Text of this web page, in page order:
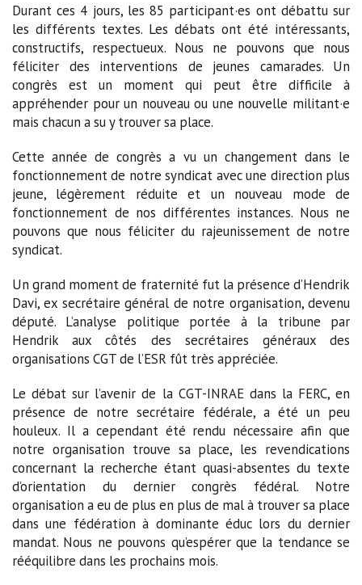
Durant ces 4 jours, les 85 participant·es ont débattu sur
les différents textes. Les débats ont été intéressants,
constructifs, respectueux. Nous ne pouvons que nous
féliciter des interventions de jeunes camarades. Un
congrès est un moment qui peut être difficile à
appréhender pour un nouveau ou une nouvelle militant·e
mais chacun a su y trouver sa place.
Cette année de congrès a vu un changement dans le
fonctionnement de notre syndicat avec une direction plus
jeune, légèrement réduite et un nouveau mode de
fonctionnement de nos différentes instances. Nous ne
pouvons que nous féliciter du rajeunissement de notre
syndicat.
Un grand moment de fraternité fut la présence d’Hendrik
Davi, ex secrétaire général de notre organisation, devenu
député. L’analyse politique portée à la tribune par
Hendrik aux côtés des secrétaires généraux des
organisations CGT de l’ESR fût très appréciée.
Le débat sur l’avenir de la CGT-INRAE dans la FERC, en
présence de notre secrétaire fédérale, a été un peu
houleux. Il a cependant été rendu nécessaire afin que
notre organisation trouve sa place, les revendications
concernant la recherche étant quasi-absentes du texte
d’orientation du dernier congrès fédéral. Notre
organisation a eu de plus en plus de mal à trouver sa place
dans une fédération à dominante éduc lors du dernier
mandat. Nous ne pouvons qu’espérer que la tendance se
rééquilibre dans les prochains mois.